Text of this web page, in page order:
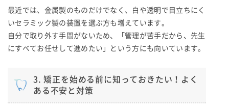
最近では、金属製のものだけでなく、白や透明で目立ちにく
いセラミック製の装置を選ぶ方も増えています。
自分で取り外す手間がないため、「管理が苦手だから、先生
にすべてお任せして進めたい」という方にも向いています。
3. 矯正を始める前に知っておきたい！よく
ある不安と対策